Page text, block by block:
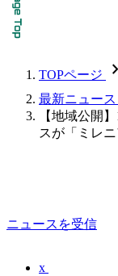
TOPページ chevron_forward
最新ニュース
【地域公開
スが「ミレ
ニュースを受信
x